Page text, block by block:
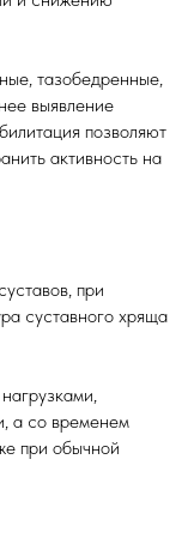
тазобедренные,
выявление
позволяют
активность на
при
суставного хряща
а со временем
при обычной